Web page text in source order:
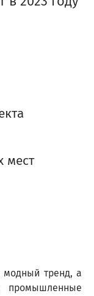
мест
модный тренд, а
промышленные